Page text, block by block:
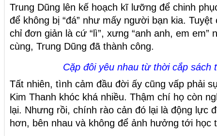
Trung Dũng lên kế hoạch kĩ lưỡng để chinh
để không bị “đá” như mấy người bạn kia. Tuyệt
chỉ đơn giản là cứ “lì”, xưng “anh anh, em em”
cùng, Trung Dũng đã thành công.
Cặp đôi yêu nhau từ thời cắp sách
Tất nhiên, tình cảm đầu đời ấy cũng vấp phải
Kim Thanh khóc khá nhiều. Thậm chí họ còn
lại. Nhưng rồi, chính rào cản đó lại là động lực
hơn, bên nhau và không để ảnh hưởng tới học